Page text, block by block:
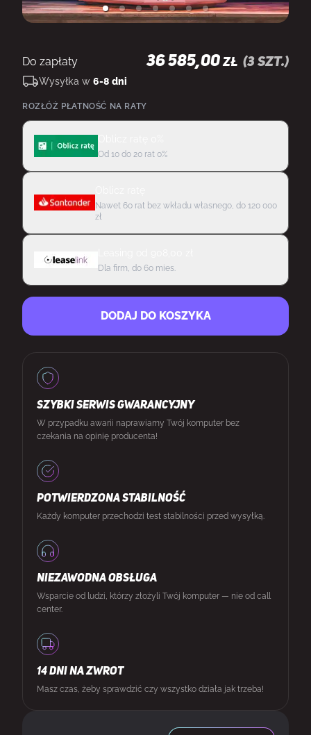
Do zapłaty 36 585,00 ZŁ (3 szt.)
Wysyłka w 6-8 dni
ROZŁÓŻ PŁATNOŚĆ NA RATY
Od 10 do 20 rat 0%
Nawet 60 rat bez wkładu własnego, do 120 000
zł
Dla firm, do 60 mies.
DODAJ DO KOSZYKA
SZYBKI SERWIS GWARANCYJNY
W przypadku awarii naprawiamy Twój komputer bez
czekania na opinię producenta!
POTWIERDZONA STABILNOŚĆ
Każdy komputer przechodzi test stabilności przed wysyłką.
NIEZAWODNA OBSŁUGA
Wsparcie od ludzi, którzy złożyli Twój komputer — nie od call
center.
14 DNI NA ZWROT
Masz czas, żeby sprawdzić czy wszystko działa jak trzeba!